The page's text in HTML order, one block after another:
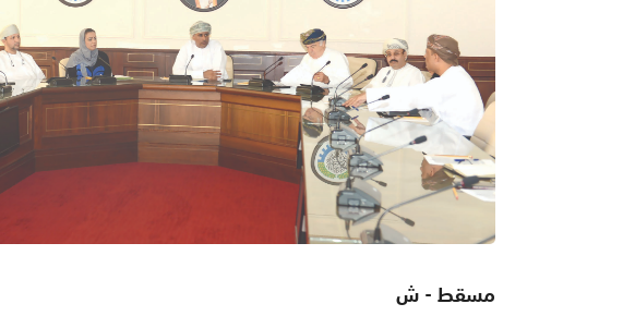
مسقط - ش